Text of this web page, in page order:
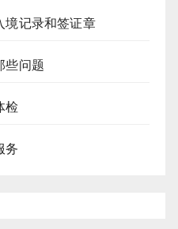
境记录和签证章
些问题
检
务